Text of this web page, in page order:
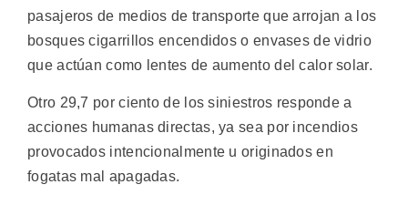
pasajeros de medios de transporte que arrojan a los
bosques cigarrillos encendidos o envases de vidrio
que actúan como lentes de aumento del calor solar.
Otro 29,7 por ciento de los siniestros responde a
acciones humanas directas, ya sea por incendios
provocados intencionalmente u originados en
fogatas mal apagadas.